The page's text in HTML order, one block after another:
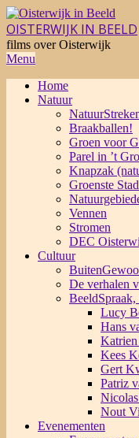
Skip
to
content
OISTERWIJK IN BEELD
films over Oisterwijk
Primary
Menu
Menu
Home
Natuur
Braakballen!
Groen voor
Parel in ’t
Knapzak
Groenste
Vennen
Stromen
DEC
Cultuur
De verhalen
BeeldSpraak,
Lucy
Hans
Katrien
Kees
Gert
Patriz
Nout
Evenementen